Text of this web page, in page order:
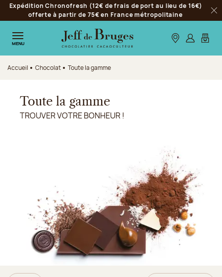
Aller à la navigation
Aller au contenu principal
Aller au pied de page
Expédition Chronofresh (12€ de frais de port au lieu de 16€)
offerte à partir de 75€ en France métropolitaine
MENU Nos boutiques
S’identifier
Mon
Accueil Chocolat Toute la gamme
Toute la gamme
TROUVER VOTRE BONHEUR !